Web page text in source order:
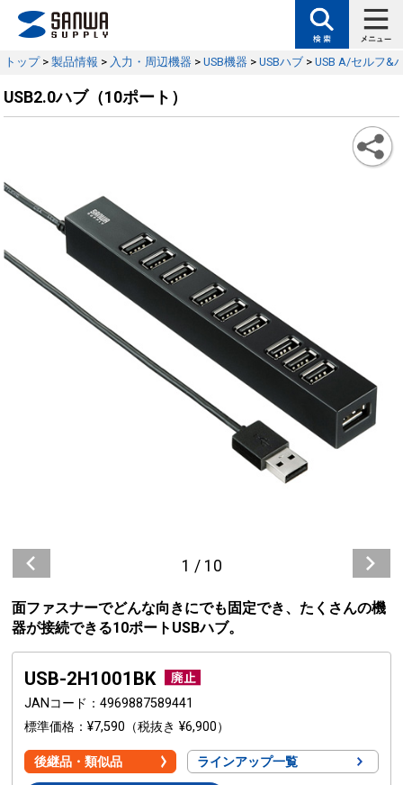
トップ> 製品情報 > 入力・周辺機器 > USB機器 > USBハブ > USB A/セルフ&
USB2.0ハブ（10ポート）
1 / 10
面ファスナーでどんな向きにでも固定でき、たくさんの機
器が接続できる10ポートUSBハブ。
USB-2H1001BK
JANコード
4969887589441
標準価格
¥7,590 （税抜き ¥6,900）
後継品・類似品 ラインアップ一覧